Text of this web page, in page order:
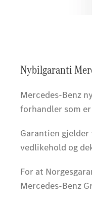
Nybilgaranti
Mercedes-Benz
forhandler som
Garantien
vedlikehold og
For at
Mercedes-Benz